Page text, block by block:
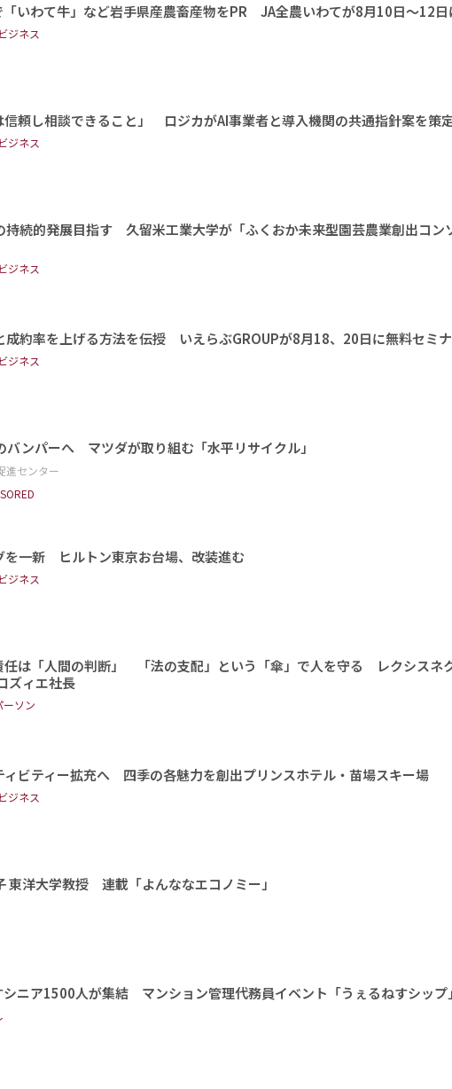
「いわて牛」など岩手県産農畜産物をPR JA全農いわてが8月10日～12日
ジネス
信頼し相談できること」 ロジカがAI事業者と導入機関の共通指針案を策
ジネス
持続的発展目指す 久留米工業大学が「ふくおか未来型園芸農業創出コン
ジネス
成約率を上げる方法を伝授 いえらぶGROUPが8月18、20日に無料セミ
ジネス
バンパーへ マツダが取り組む「水平リサイクル」
進センター
を一新 ヒルトン東京お台場、改装進む
ジネス
任は「人間の判断」 「法の支配」という「傘」で人を守る レクシスネ
ズィエ社長
ーソン
ィビティー拡充へ 四季の各魅力を創出プリンスホテル・苗場スキー場
ジネス
東洋大学教授 連載「よんななエコノミー」
シニア1500人が集結 マンション管理代務員イベント「うぇるねすシップ」